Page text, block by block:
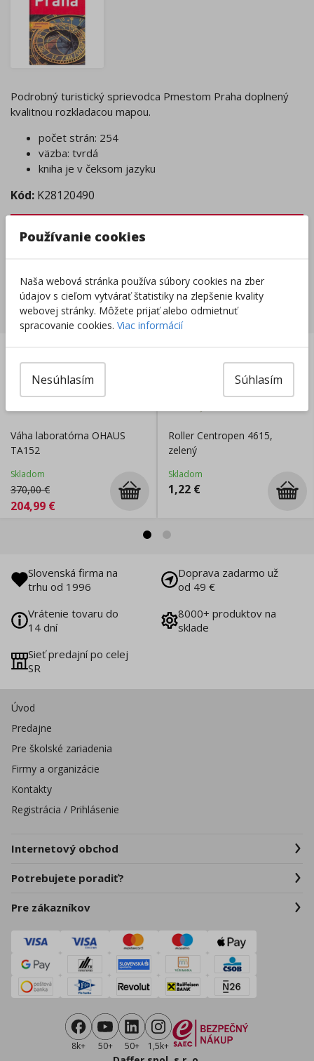
Podrobný turistický sprievodca Pmestom Praha doplnený
kvalitnou rozkladacou mapou.
počet strán: 254
väzba: tvrdá
kniha je v čeksom jazyku
Kód: K28120490
Tento produkt momentálne nie je možné objednať.
Súvisiace produkty
Váha laboratórna OHAUS
TA152
Skladom
370,00€
204,99 €
Roller Centropen 4615,
zelený
Skladom
1,22 €
Slovenská firma na
trhu od 1996
Doprava zadarmo už
od 49 €
Vrátenie tovaru do
14 dní
8000+ produktov na
sklade
Sieť predajní po celej
SR
Úvod
Predajne
Pre školské zariadenia
Firmy a organizácie
Kontakty
Registrácia / Prihlásenie
Internetový obchod
Potrebujete poradiť?
Pre zákazníkov
8k+ 50+ 50+ 1,5k+
Používanie cookies
Naša webová stránka používa súbory cookies na zber
údajov s cieľom vytvárať štatistiky na zlepšenie kvality
webovej stránky. Môžete prijať alebo odmietnuť
spracovanie cookies. Viac informácií
Súhlasím
Nesúhlasím